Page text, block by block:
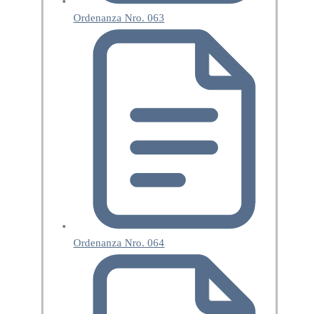
Ordenanza Nro. 063
Ordenanza Nro. 064